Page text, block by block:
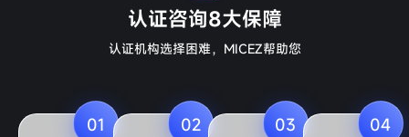
认证咨询8大保障
认证机构选择困难，MICEZ帮助您
01 02 03 04